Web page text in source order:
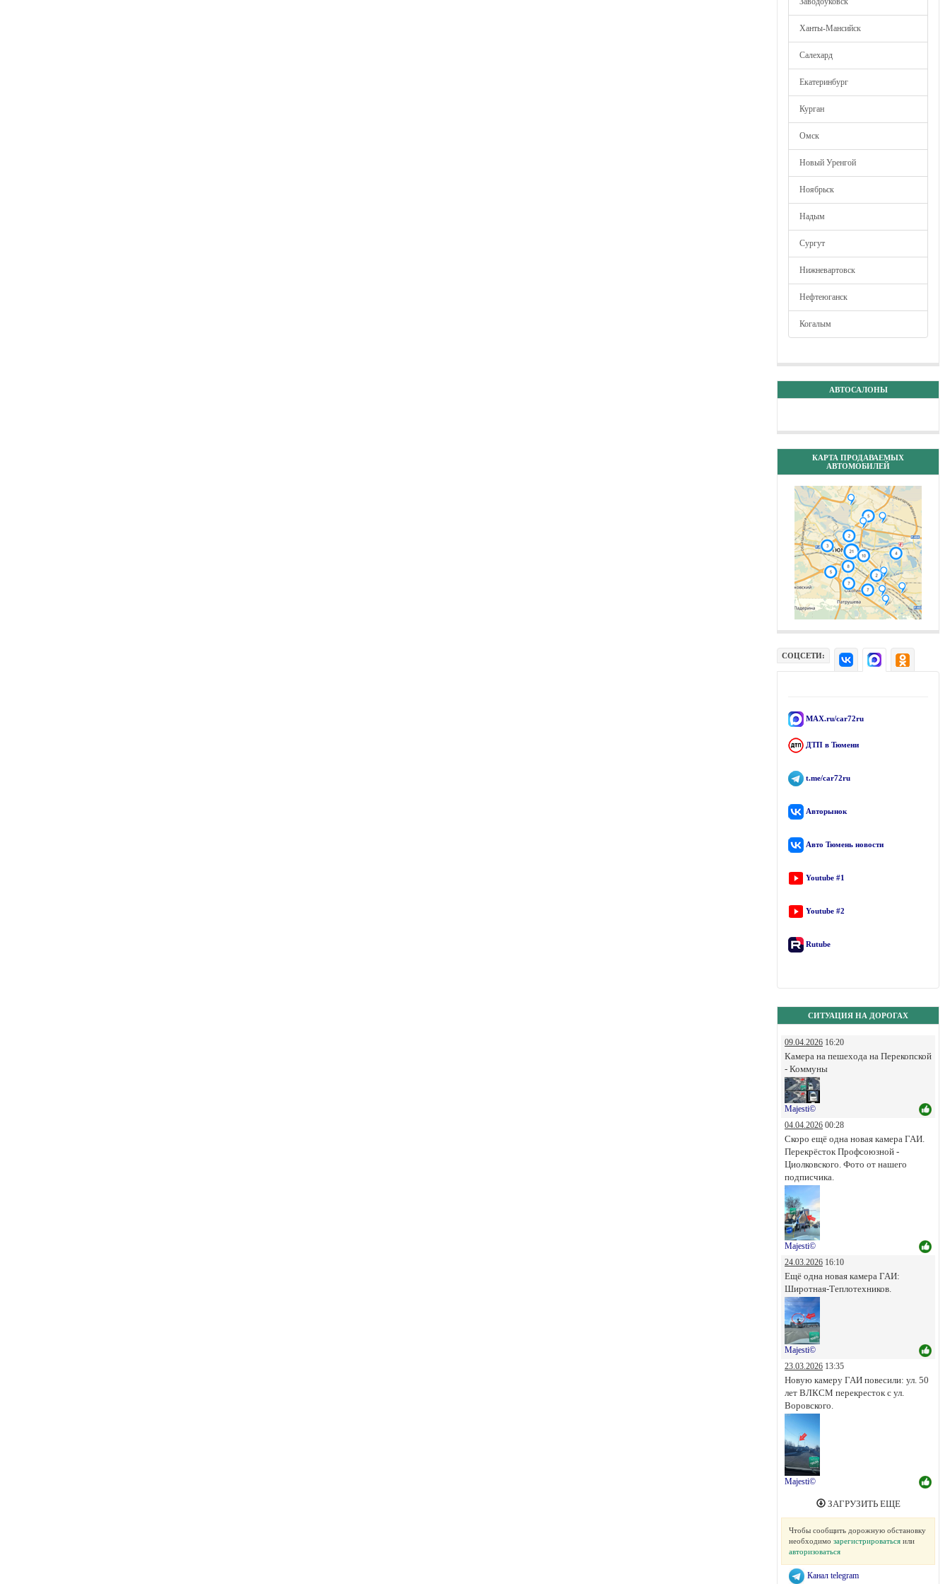
Ханты-Мансийск
Салехард
Екатеринбург
Курган
Омск
Новый Уренгой
Ноябрьск
Надым
Сургут
Нижневартовск
Нефтеюганск
Когалым
АВТОСАЛОНЫ
КАРТА ПРОДАВАЕМЫХ
АВТОМОБИЛЕЙ
СОЦСЕТИ:
MAX.ru/car72ru
ДТП в Тюмени
t.me/car72ru
Авторынок
Авто Тюмень новости
Youtube #1
Youtube #2
Rutube
СИТУАЦИЯ НА ДОРОГАХ
09.04.2026 16:20
Камера на пешехода на Перекопской
- Коммуны
Majesti©
04.04.2026 00:28
Скоро ещё одна новая камера ГАИ.
Перекрёсток Профсоюзной -
Циолковского. Фото от нашего
подписчика.
Majesti©
24.03.2026 16:10
Ещё одна новая камера ГАИ:
Широтная-Теплотехников.
Majesti©
23.03.2026 13:35
Новую камеру ГАИ повесили: ул. 50
лет ВЛКСМ перекресток с ул.
Воровского.
Majesti©
ЗАГРУЗИТЬ ЕЩЕ
Чтобы сообщить дорожную обстановку
необходимо зарегистрироваться или
авторизоваться
Канал telegram